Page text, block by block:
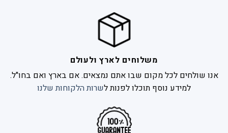
משלוחים לארץ ולעולם
אנו שולחים לכל מקום שבו אתם נמצאים. אם בארץ ואם בחו"ל.
למידע נוסף תוכלו לפנות לשרות הלקוחות שלנו